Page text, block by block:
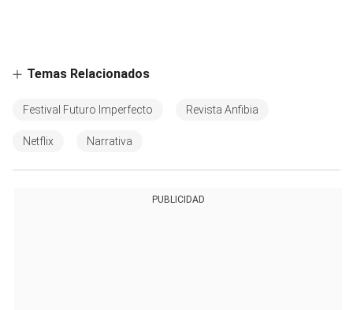
Temas Relacionados
Festival Futuro Imperfecto Revista Anfibia
Netflix Narrativa
PUBLICIDAD